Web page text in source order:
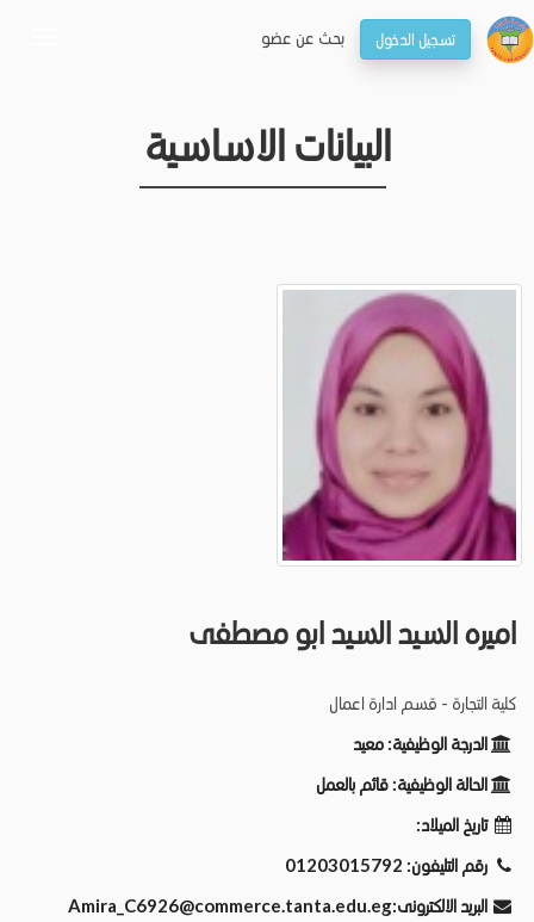
تسجيل الدخول بحـث عن عضو
البيانات الاساسية
اميره السيد السيد ابو مصطفى
كلية التجارة - قسم ادارة اعمال
الدرجة الوظيفية: معيد
الحالة الوظيفية: قائم بالعمل
تاريخ الميلاد:
رقم التليفون: 01203015792
البريد الالكترونى:Amira_C6926@commerce.tanta.edu.eg